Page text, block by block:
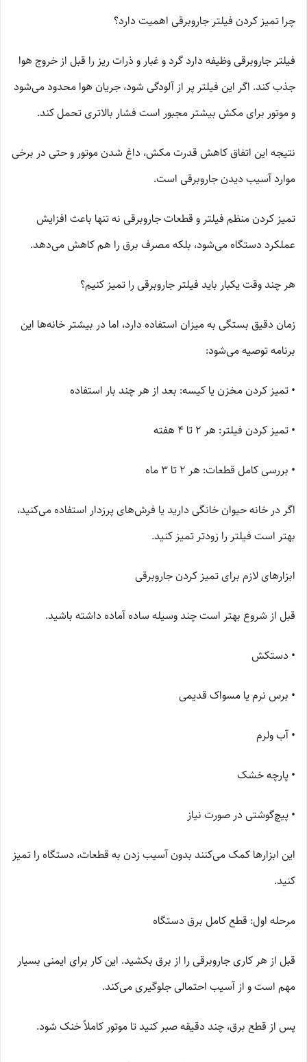
چرا تمیز کردن فیلتر جاروبرقی اهمیت دارد؟
فیلتر جاروبرقی وظیفه دارد گرد و غبار و ذرات ریز را قبل از خروج هوا
جذب کند. اگر این فیلتر پر از آلودگی شود، جریان هوا محدود می‌شود
و موتور برای مکش بیشتر مجبور است فشار بالاتری تحمل کند.
نتیجه این اتفاق کاهش قدرت مکش، داغ شدن موتور و حتی در برخی
موارد آسیب دیدن جاروبرقی است.
تمیز کردن منظم فیلتر و قطعات جاروبرقی نه تنها باعث افزایش
عملکرد دستگاه می‌شود، بلکه مصرف برق را هم کاهش می‌دهد.
هر چند وقت یکبار باید فیلتر جاروبرقی را تمیز کنیم؟
زمان دقیق بستگی به میزان استفاده دارد، اما در بیشتر خانه‌ها این
برنامه توصیه می‌شود:
• تمیز کردن مخزن یا کیسه: بعد از هر چند بار استفاده
• تمیز کردن فیلتر: هر 2 تا 4 هفته
• بررسی کامل قطعات: هر 2 تا 3 ماه
اگر در خانه حیوان خانگی دارید یا فرش‌های پرزدار استفاده می‌کنید،
بهتر است فیلتر را زودتر تمیز کنید.
ابزارهای لازم برای تمیز کردن جاروبرقی
قبل از شروع بهتر است چند وسیله ساده آماده داشته باشید.
• دستکش
• برس نرم یا مسواک قدیمی
• آب ولرم
• پارچه خشک
• پیچ‌گوشتی در صورت نیاز
این ابزارها کمک می‌کنند بدون آسیب زدن به قطعات، دستگاه را تمیز
کنید.
مرحله اول: قطع کامل برق دستگاه
قبل از هر کاری جاروبرقی را از برق بکشید. این کار برای ایمنی بسیار
مهم است و از آسیب احتمالی جلوگیری می‌کند.
پس از قطع برق، چند دقیقه صبر کنید تا موتور کاملاً خنک شود.